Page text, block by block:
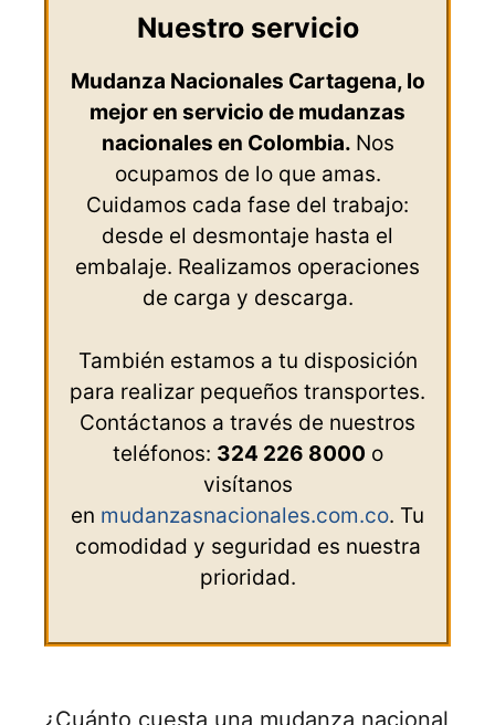
Nuestro servicio
Mudanza Nacionales Cartagena, lo
mejor en servicio de mudanzas
nacionales en Colombia. Nos
ocupamos de lo que amas.
Cuidamos cada fase del trabajo:
desde el desmontaje hasta el
embalaje. Realizamos operaciones
de carga y descarga.
También estamos a tu disposición
para realizar pequeños transportes.
Contáctanos a través de nuestros
teléfonos: 324 226 8000 o
visítanos
en mudanzasnacionales.com.co. Tu
comodidad y seguridad es nuestra
prioridad.